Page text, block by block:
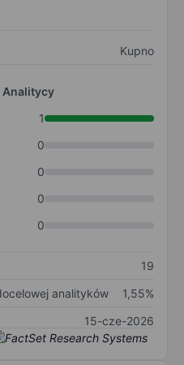
Kupno
Analitycy
1
0
0
0
0
19
analityków
1,55%
15-cze-2026